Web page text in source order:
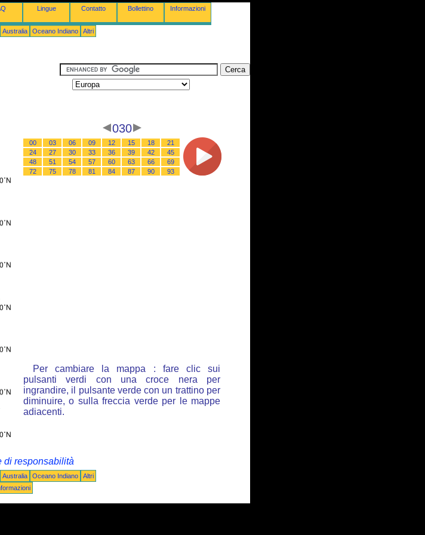
Lingue Contatto Bollettino Informazioni
Australia Oceano Indiano Altri
030
00 03 06 09 12 15 18
21
24
27 30 33 36 39 42
45
48
51 54 57 60 63 66
69
72
75 78 81 84 87 90 93
Per cambiare la mappa : fare clic sui
pulsanti verdi con una croce nera per
ingrandire, il pulsante verde con un trattino per
diminuire, o sulla freccia verde per le mappe
adiacenti.
di responsabilità
Australia Oceano Indiano
Altri